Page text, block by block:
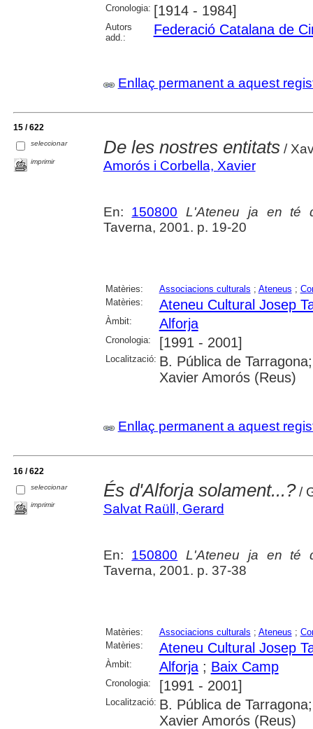
Cronologia: [1914 - 1984]
Autors
add.:
Federació Catalana de
Enllaç permanent a aquest
15 / 622
seleccionar
imprimir
De les nostres entitats/
Amorós i Corbella, Xavier
En: 150800
L'Ateneu ja en té
Taverna, 2001. p. 19-20
Matèries: Associacions culturals ; Ateneus ;
Matèries:
Ateneu Cultural Josep
Àmbit: Alforja
Cronologia: [1991 - 2001]
Localització: B. Pública de
Xavier Amorós (Reus)
Enllaç permanent a aquest
16 / 622
seleccionar
imprimir
És d'Alforja solament...?/
Salvat Raüll, Gerard
En: 150800
L'Ateneu ja en té
Taverna, 2001. p. 37-38
Matèries: Associacions culturals ; Ateneus ;
Matèries:
Ateneu Cultural Josep
Àmbit: Alforja; Baix Camp
Cronologia: [1991 - 2001]
Localització: B. Pública de
Xavier Amorós (Reus)